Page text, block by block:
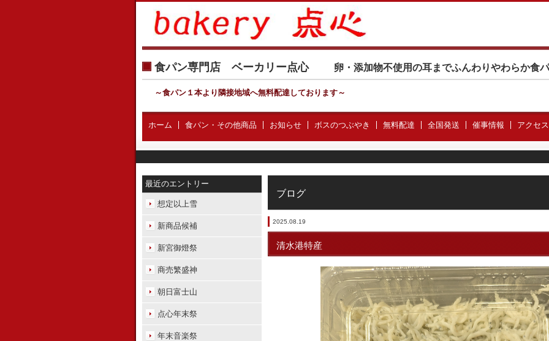
食パン専門店 ベーカリー点心 卵・添加物不使用の耳までふんわりやわらか食
～食パン１本より隣接地域へ無料配達しております～
ホーム 食パン・その他商品 お知らせ ボスのつぶやき 無料配達 全国発送 催事情報 アクセス
ブログ
2025.08.19
清水港特産
最近のエントリー
想定以上雪
新商品候補
新宮御燈祭
商売繁盛神
朝日富士山
点心年末祭
年末音楽祭